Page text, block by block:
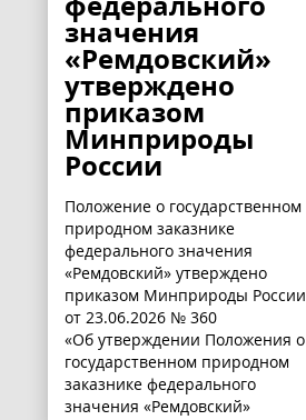
значения
«Ремдовский»
утверждено
приказом
Минприроды
России
Положение о государственном
природном заказнике
федерального значения
«Ремдовский» утверждено
приказом Минприроды России
от 23.06.2026 № 360
«Об утверждении Положения о
государственном природном
заказнике федерального
значения «Ремдовский»